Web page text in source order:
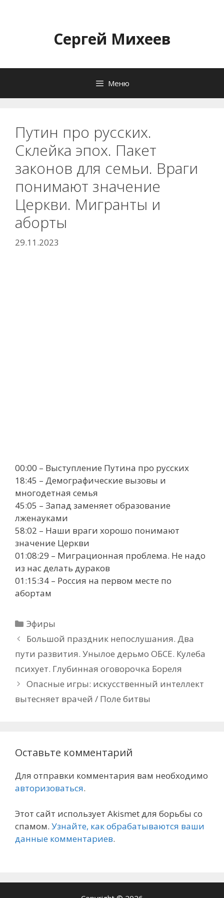
содержимомуСергей Михеев
Меню
Путин про русских.
Склейка эпох. Пакет
законов для семьи. Враги
понимают значение
Церкви. Мигранты и
аборты
29.11.2023
00:00 – Выступление Путина про русских
18:45 – Демографические вызовы и
многодетная семья
45:05 – Запад заменяет образование
лженауками
58:02 – Наши враги хорошо понимают
значение Церкви
01:08:29 – Миграционная проблема. Не надо
из нас делать дураков
01:15:34 – Россия на первом месте по
абортам
Рубрики
Эфиры
Большой праздник непослушания. Два
пути развития. Унылое дерьмо ОБСЕ. Кулеба
психует. Глубинная оговорочка Бореля
Опасные игры: искусственный интеллект
вытесняет врачей / Поле битвы
Оставьте комментарий
Для отправки комментария вам необходимо
авторизоваться.
Этот сайт использует Akismet для борьбы со
спамом. Узнайте, как обрабатываются ваши
данные комментариев.